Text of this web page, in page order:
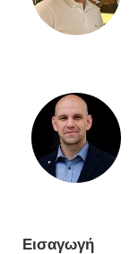
Εισαγωγή